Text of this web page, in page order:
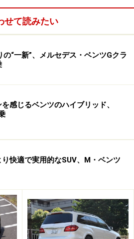
ジで
です。最新の内容をご確認くださ
せて読みたい
の“一新”、メルセデス・ベンツGクラ
感じるベンツのハイブリッド、
り快適で実用的なSUV、M・ベンツ